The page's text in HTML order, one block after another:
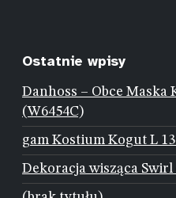
Ostatnie wpisy
Danhoss – Obce Maska
(W6454C)
gam Kostium Kogut L
Dekoracja wisząca